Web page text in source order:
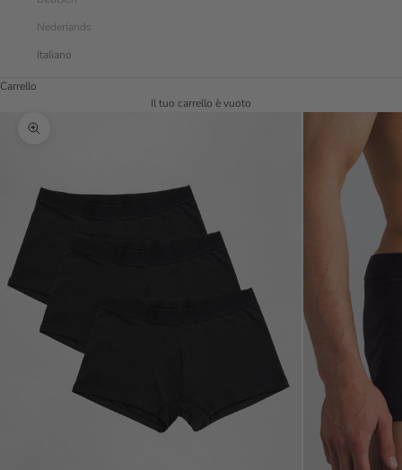
Nederlands
Italiano
Carrello
Il tuo carrello è vuoto
Ingrandisci immagine